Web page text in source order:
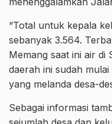
“Total untuk kepala
sebanyak 3.564.
Memang saat ini air di
daerah ini sudah
yang melanda desa-
Sebagai informasi